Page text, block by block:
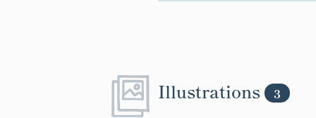
Illustrations 3